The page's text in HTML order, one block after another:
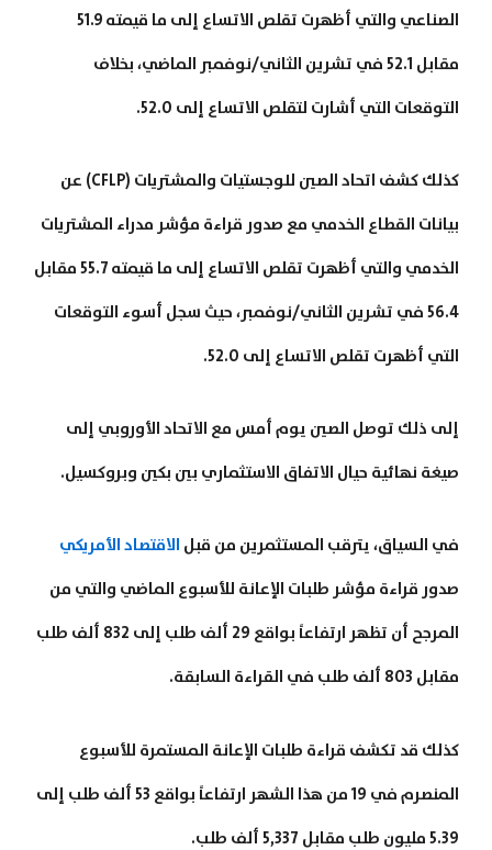
الصناعي والتي أظهرت تقلص الاتساع إلى ما قيمته 51.9
مقابل 52.1 في تشرين الثاني/نوفمبر الماضي، بخلاف
التوقعات التي أشارت لتقلص الاتساع إلى 52.0.
كذلك كشف اتحاد الصين للوجستيات والمشتريات (CFLP) عن
بيانات القطاع الخدمي مع صدور قراءة مؤشر مدراء المشتريات
الخدمي والتي أظهرت تقلص الاتساع إلى ما قيمته 55.7 مقابل
56.4 في تشرين الثاني/نوفمبر، حيث سجل أسوء التوقعات
التي أظهرت تقلص الاتساع إلى 52.0.
إلى ذلك توصل الصين يوم أمس مع الاتحاد الأوروبي إلى
صيغة نهائية حيال الاتفاق الاستثماري بين بكين وبروكسيل.
في السياق، يترقب المستثمرين من قبل الاقتصاد الأمريكي
صدور قراءة مؤشر طلبات الإعانة للأسبوع الماضي والتي من
المرجح أن تظهر ارتفاعاً بواقع 29 ألف طلب إلى 832 ألف طلب
مقابل 803 ألف طلب في القراءة السابقة.
كذلك قد تكشف قراءة طلبات الإعانة المستمرة للأسبوع
المنصرم في 19 من هذا الشهر ارتفاعاً بواقع 53 ألف طلب إلى
5.39 مليون طلب مقابل 5,337 ألف طلب.